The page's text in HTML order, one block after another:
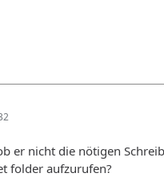
er nicht die nötigen
folder aufzurufen?